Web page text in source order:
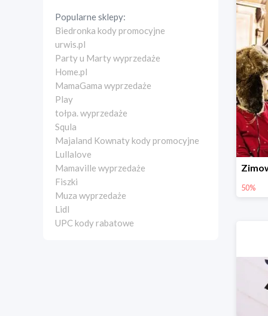
Popularne sklepy:
Biedronka kody promocyjne
urwis.pl
Party u Marty wyprzedaże
Home.pl
MamaGama wyprzedaże
Play
tołpa. wyprzedaże
Squla
Majaland Kownaty kody promocyjne
Lullalove
Mamaville wyprzedaże
Fiszki
Muza wyprzedaże
Lidl
UPC kody rabatowe
50%